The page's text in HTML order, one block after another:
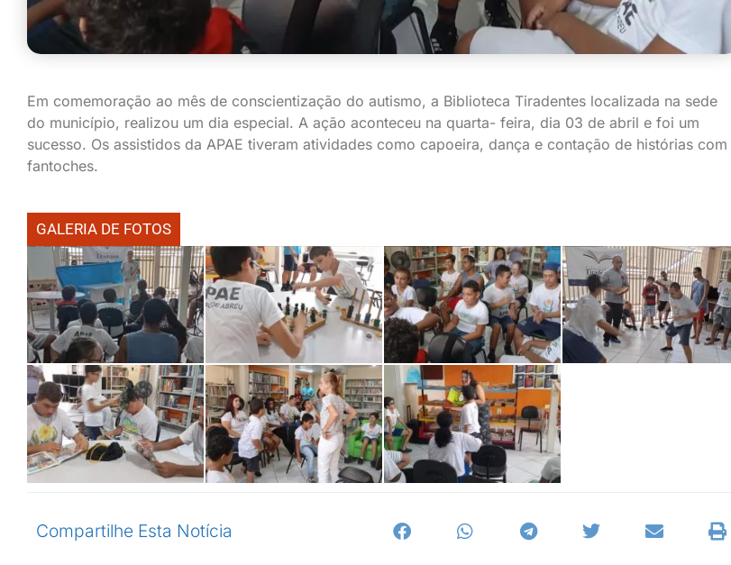
Em comemoração ao mês de conscientização do autismo, a Biblioteca Tiradentes localizada na sede
do município, realizou um dia especial. A ação aconteceu na quarta- feira, dia 03 de abril e foi um
sucesso. Os assistidos da APAE tiveram atividades como capoeira, dança e contação de histórias com
fantoches.
GALERIA DE FOTOS
Compartilhe Esta Notícia